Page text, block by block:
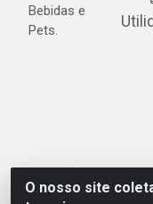
O nosso site
Bebidas e
Pets.
Cardeal